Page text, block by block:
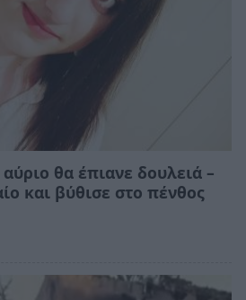
θα έπιανε δουλειά –
και βύθισε στο πένθος